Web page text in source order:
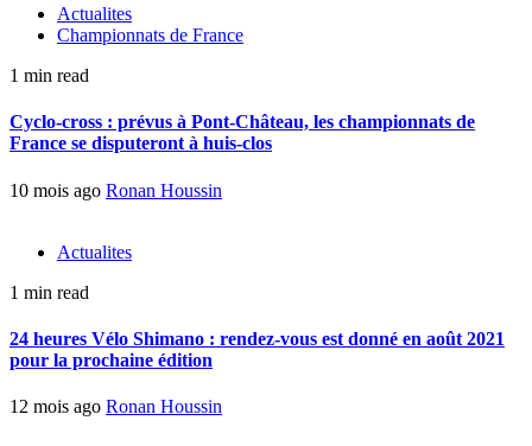
Actualites
Championnats de France
1 min read
Cyclo-cross : prévus à Pont-Château, les championnats de
France se disputeront à huis-clos
10 mois ago Ronan Houssin
Actualites
1 min read
24 heures Vélo Shimano : rendez-vous est donné en août 2021
pour la prochaine édition
12 mois ago Ronan Houssin